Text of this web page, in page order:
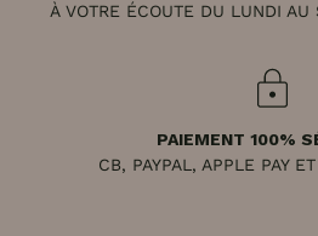
À VOTRE ÉCOUTE DU LUNDI AU
PAIEMENT 100%
CB, PAYPAL, APPLE PAY